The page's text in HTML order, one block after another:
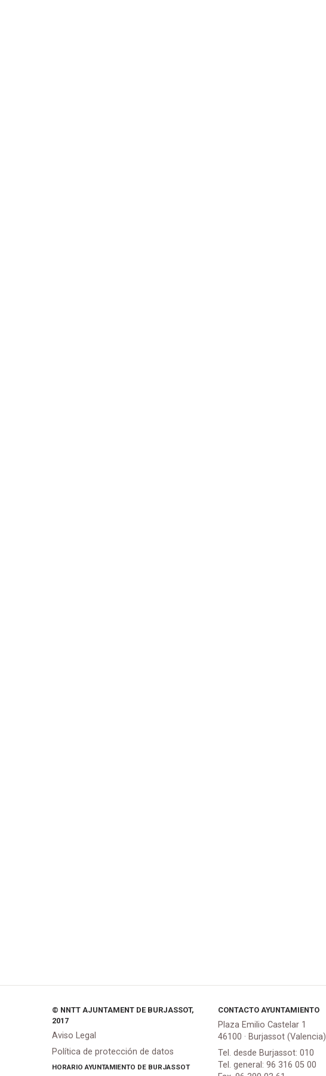
© NNTT AJUNTAMENT DE BURJASSOT,
2017
Aviso Legal
Política de protección de datos
HORARIO AYUNTAMIENTO DE BURJASSOT
CONTACTO AYUNTAMIENTO
Plaza Emilio Castelar 1
46100 · Burjassot (Valencia)
Tel. desde Burjassot: 010
Tel. general: 96 316 05 00